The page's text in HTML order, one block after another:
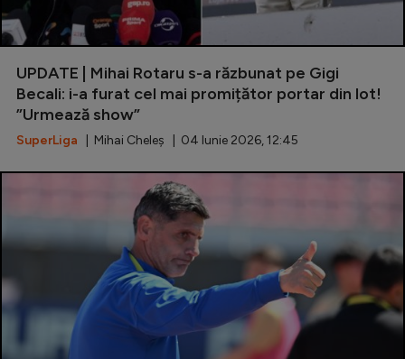
UPDATE | Mihai Rotaru s-a răzbunat pe Gigi
Becali: i-a furat cel mai promițător portar din lot!
”Urmează show”
SuperLiga | Mihai Cheleș | 04 Iunie 2026, 12:45